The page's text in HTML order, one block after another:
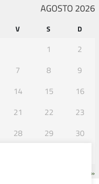
AGOSTO 2026
V S D
1
2
7 8
9
14 15
16
21 22
23
28 29
30
SET »